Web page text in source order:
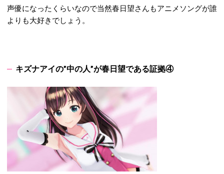
声優になったくらいなので当然春日望さんもアニメソングが誰
よりも大好きでしょう。
キズナアイの”中の人”が春日望である証拠④